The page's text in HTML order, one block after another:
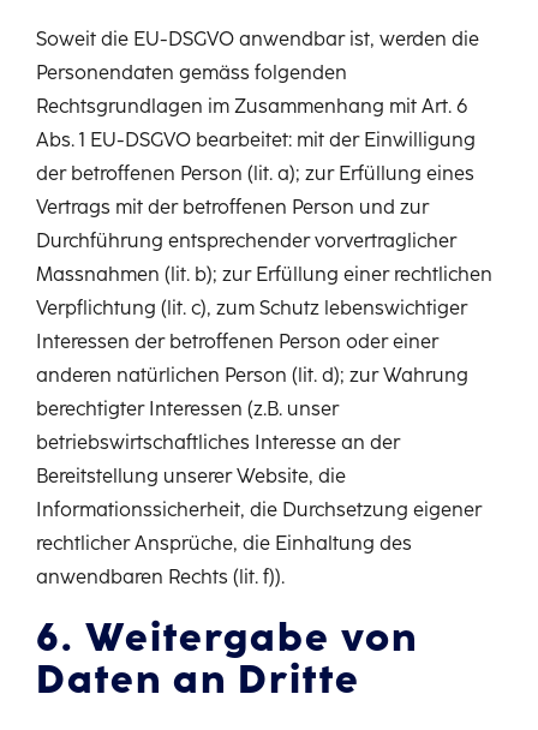
Soweit die EU-DSGVO anwendbar ist, werden die
Personendaten gemäss folgenden
Rechtsgrundlagen im Zusammenhang mit Art. 6
Abs. 1 EU-DSGVO bearbeitet: mit der Einwilligung
der betroffenen Person (lit. a); zur Erfüllung eines
Vertrags mit der betroffenen Person und zur
Durchführung entsprechender vorvertraglicher
Massnahmen (lit. b); zur Erfüllung einer rechtlichen
Verpflichtung (lit. c), zum Schutz lebenswichtiger
Interessen der betroffenen Person oder einer
anderen natürlichen Person (lit. d); zur Wahrung
berechtigter Interessen (z.B. unser
betriebswirtschaftliches Interesse an der
Bereitstellung unserer Website, die
Informationssicherheit, die Durchsetzung eigener
rechtlicher Ansprüche, die Einhaltung des
anwendbaren Rechts (lit. f)).
6. Weitergabe von
Daten an Dritte